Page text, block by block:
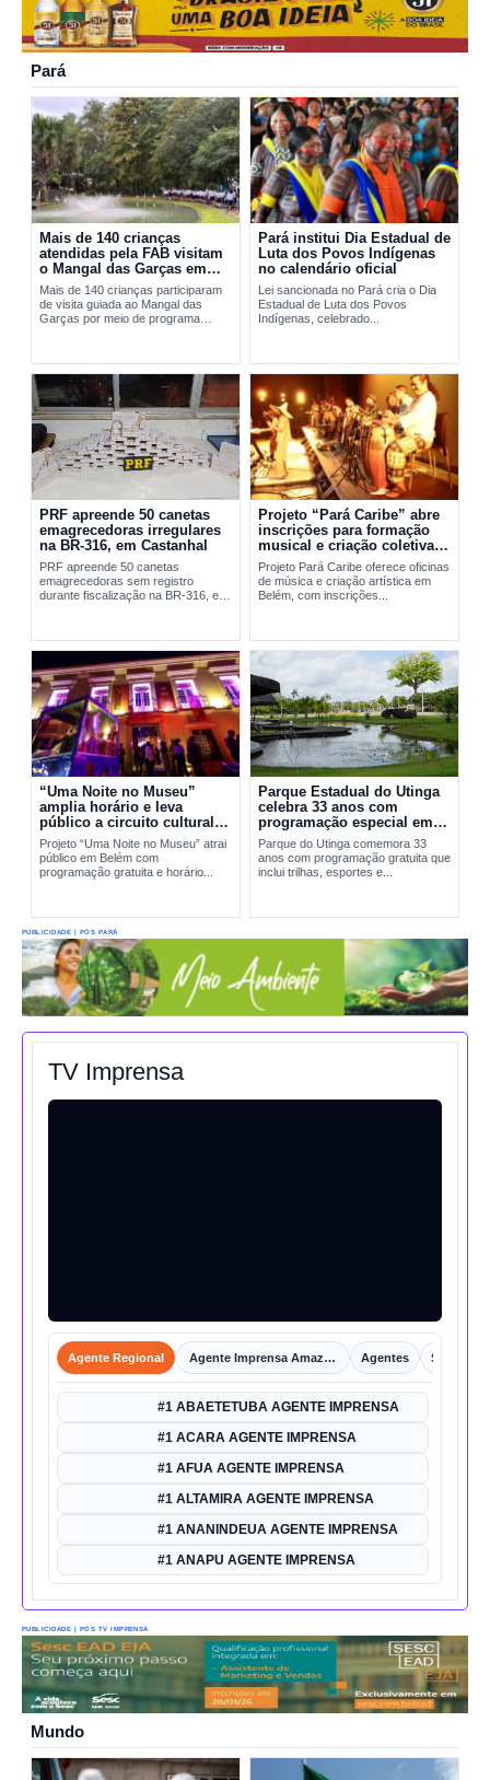
Pará
Mais de 140 crianças
atendidas pela FAB visitam
o Mangal das Garças em
Belém
Mais de 140 crianças participaram
de visita guiada ao Mangal das
Garças por meio de programa
Pará institui Dia Estadual de
Luta dos Povos Indígenas
no calendário oficial
Lei sancionada no Pará cria o Dia
Estadual de Luta dos Povos
Indígenas, celebrado...
PRF apreende 50 canetas
emagrecedoras irregulares
na BR-316, em Castanhal
PRF apreende 50 canetas
emagrecedoras sem registro
durante fiscalização na BR-316, em
Projeto “Pará Caribe” abre
inscrições para formação
musical e criação coletiva
em Belém
Projeto Pará Caribe oferece oficinas
de música e criação artística em
Belém, com inscrições...
“Uma Noite no Museu”
amplia horário e leva
público a circuito cultural
em Belém
Projeto “Uma Noite no Museu” atrai
público em Belém com
programação gratuita e horário...
Parque Estadual do Utinga
celebra 33 anos com
programação especial em
Belém
Parque do Utinga comemora 33
anos com programação gratuita que
inclui trilhas, esportes e...
PUBLICIDADE | PÓS PARÁ
TV Imprensa
Agente Regional Agente Imprensa Amazônica Agentes Shorts
#1 ABAETETUBA AGENTE IMPRENSA
#1 ACARA AGENTE IMPRENSA
#1 AFUA AGENTE IMPRENSA
#1 ALTAMIRA AGENTE IMPRENSA
#1 ANANINDEUA AGENTE IMPRENSA
#1 ANAPU AGENTE IMPRENSA
PUBLICIDADE | PÓS TV IMPRENSA
Mundo